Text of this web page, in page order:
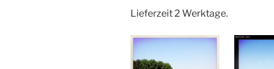
Lieferzeit 2 Werktage.